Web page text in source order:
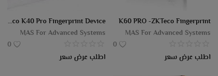
K60 PRO -ZKTeco Fingerprint
MAS For Advanced Systems
0
اطلب عرض سعر
ZKTeco K40 Pro Fingerprint Device
MAS For Advanced Systems
0
اطلب عرض سعر